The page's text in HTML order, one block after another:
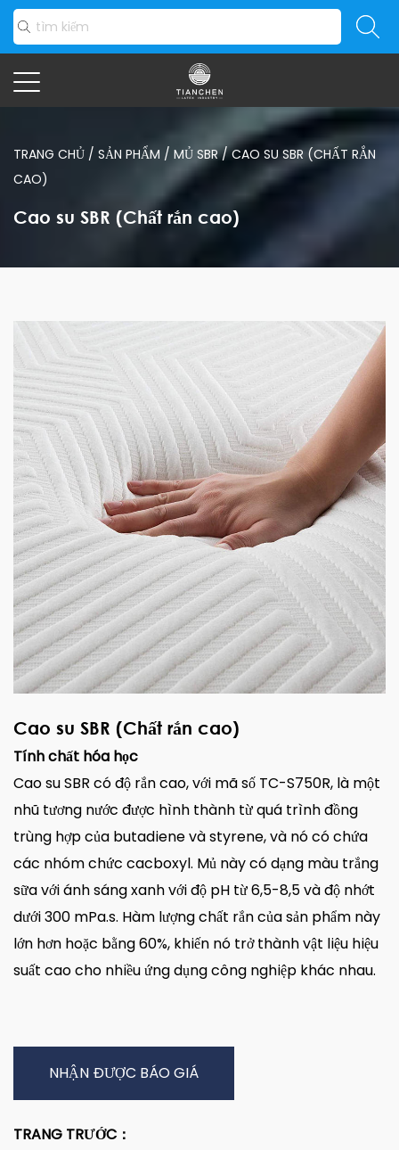
TRANG CHỦ / SẢN PHẨM / MỦ SBR/CAO SU SBR (CHẤT RẮN
CAO)
Cao su SBR (Chất rắn cao)
Cao su SBR (Chất rắn cao)
Tính chất hóa học
Cao su SBR có độ rắn cao, với mã số TC-S750R, là một
nhũ tương nước được hình thành từ quá trình đồng
trùng hợp của butadiene và styrene, và nó có chứa
các nhóm chức cacboxyl. Mủ này có dạng màu trắng
sữa với ánh sáng xanh với độ pH từ 6,5-8,5 và độ nhớt
dưới 300 mPa.s. Hàm lượng chất rắn của sản phẩm này
lớn hơn hoặc bằng 60%, khiến nó trở thành vật liệu hiệu
suất cao cho nhiều ứng dụng công nghiệp khác nhau.
NHẬN ĐƯỢC BÁO GIÁ
TRANG TRƯỚC：